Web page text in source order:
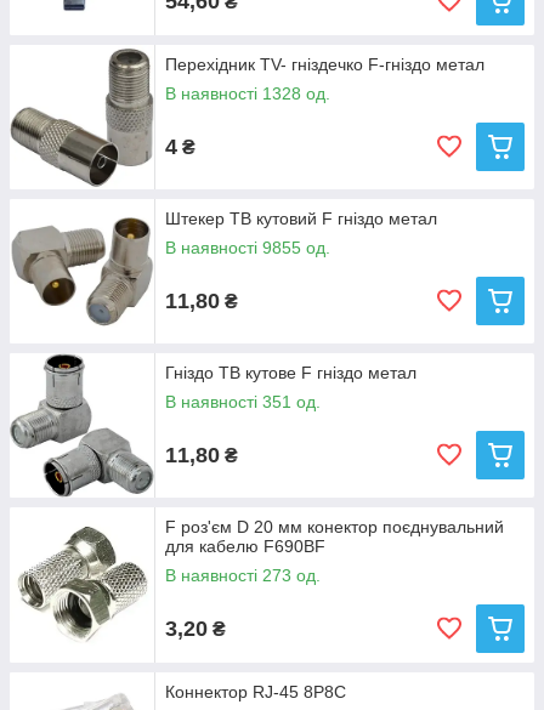
Перехідник TV- гніздечко F-гніздо метал
В наявності 1328 од.
4 ₴
Штекер ТВ кутовий F гніздо метал
В наявності 9855 од.
11,80 ₴
Гніздо ТВ кутове F гніздо метал
В наявності 351 од.
11,80 ₴
F роз'єм D 20 мм конектор поєднувальний
для кабелю F690BF
В наявності 273 од.
3,20 ₴
Коннектор RJ-45 8P8C